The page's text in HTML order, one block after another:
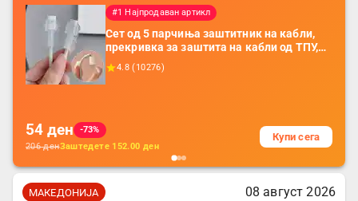
#1 Најпродаван артикл
Сет од 5 парчиња заштитник на кабли,
прекривка за заштита на кабли од ТПУ,
додатоци за заштита на кабли, без
батерија, за мобилни телефони, комплет
4.8 ( 10276)
54 ден
-73%
206денЗаштедете 152.00 ден
Купи сега
МАКЕДОНИЈА
08 август 2026